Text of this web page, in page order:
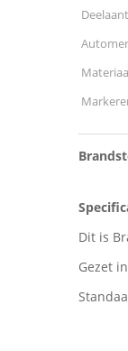
Dit is
Gezet